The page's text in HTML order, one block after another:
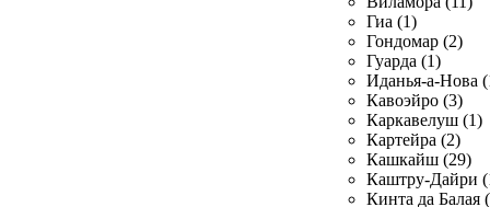
Гиа (1)
Гондомар (2)
Гуарда (1)
Иданья-а-Нова
Кавоэйро (3)
Каркавелуш (1)
Картейра (2)
Кашкайш (29)
Каштру-Дайри
Кинта да Балая